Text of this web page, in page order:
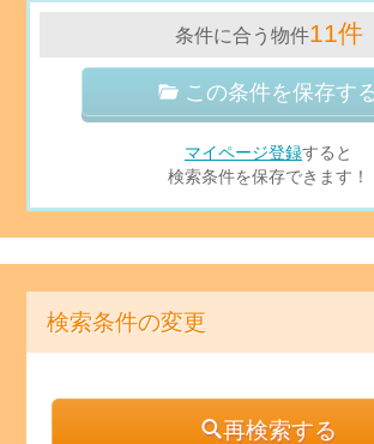
条件に合う物件11件
この条件を保存す
マイページ登録すると
検索条件を保存できます！
検索条件の変更
再検索する